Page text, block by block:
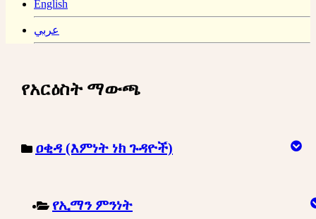
English
عربي
የአርዕስት ማውጫ
ዐቂዳ (እምነት ነክ ጉዳዮች)
የኢማን ምንነት